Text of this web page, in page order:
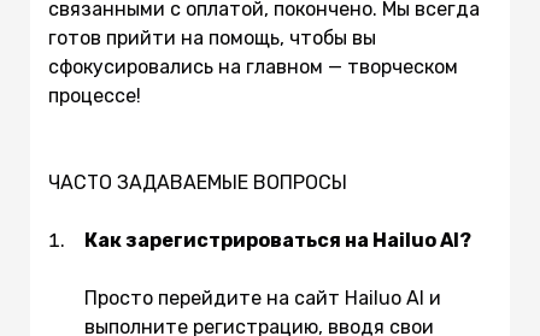
связанными с оплатой, покончено. Мы всегда
готов прийти на помощь, чтобы вы
сфокусировались на главном — творческом
процессе!
ЧАСТО ЗАДАВАЕМЫЕ ВОПРОСЫ
Как зарегистрироваться на Hailuo AI?
Просто перейдите на сайт Hailuo AI и
выполните регистрацию, вводя свои